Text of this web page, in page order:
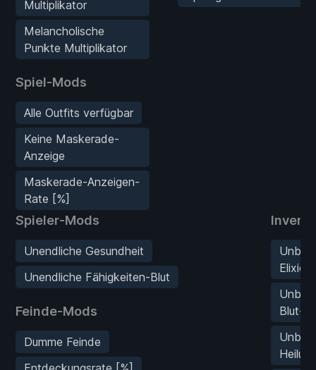
Multiplikator
Melancholische
Punkte Multiplikator
Spiel-Mods
Alle Outfits verfügbar
Keine Maskerade-
Anzeige
Maskerade-Anzeigen-
Rate [%]
Spieler-Mods
Unendliche Gesundheit
Unendliche Fähigkeiten-Blut
Feinde-Mods
Dumme Feinde
Elixiere
Blut-